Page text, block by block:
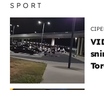
SPORT